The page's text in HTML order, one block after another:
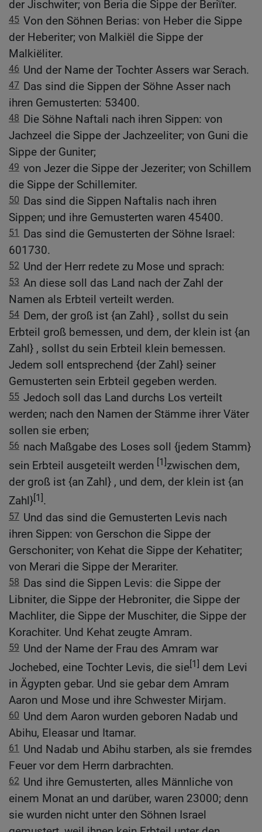
der Jischwiter; von Beria die Sippe der Beriïter.
45 Von den Söhnen Berias: von Heber die Sippe
der Heberiter; von Malkiël die Sippe der
Malkiëliter.
46 Und der Name der Tochter Assers war Serach.
47 Das sind die Sippen der Söhne Asser nach
ihren Gemusterten: 53400.
48 Die Söhne Naftali nach ihren Sippen: von
Jachzeel die Sippe der Jachzeeliter; von Guni die
Sippe der Guniter;
49 von Jezer die Sippe der Jezeriter; von Schillem
die Sippe der Schillemiter.
50 Das sind die Sippen Naftalis nach ihren
Sippen; und ihre Gemusterten waren 45400.
51 Das sind die Gemusterten der Söhne Israel:
601730.
52 Und der Herr redete zu Mose und sprach:
53 An diese soll das Land nach der Zahl der
Namen als Erbteil verteilt werden.
54 Dem, der groß ist {an Zahl} , sollst du sein
Erbteil groß bemessen, und dem, der klein ist {an
Zahl} , sollst du sein Erbteil klein bemessen.
Jedem soll entsprechend {der Zahl} seiner
Gemusterten sein Erbteil gegeben werden.
55 Jedoch soll das Land durchs Los verteilt
werden; nach den Namen der Stämme ihrer Väter
sollen sie erben;
56 nach Maßgabe des Loses soll {jedem Stamm}
sein Erbteil ausgeteilt werden [1]zwischen dem,
der groß ist {an Zahl} , und dem, der klein ist {an
Zahl}[1].
57 Und das sind die Gemusterten Levis nach
ihren Sippen: von Gerschon die Sippe der
Gerschoniter; von Kehat die Sippe der Kehatiter;
von Merari die Sippe der Merariter.
58 Das sind die Sippen Levis: die Sippe der
Libniter, die Sippe der Hebroniter, die Sippe der
Machliter, die Sippe der Muschiter, die Sippe der
Korachiter. Und Kehat zeugte Amram.
59 Und der Name der Frau des Amram war
Jochebed, eine Tochter Levis, die sie[1] dem Levi
in Ägypten gebar. Und sie gebar dem Amram
Aaron und Mose und ihre Schwester Mirjam.
60 Und dem Aaron wurden geboren Nadab und
Abihu, Eleasar und Itamar.
61 Und Nadab und Abihu starben, als sie fremdes
Feuer vor dem Herrn darbrachten.
62 Und ihre Gemusterten, alles Männliche von
einem Monat an und darüber, waren 23000; denn
sie wurden nicht unter den Söhnen Israel